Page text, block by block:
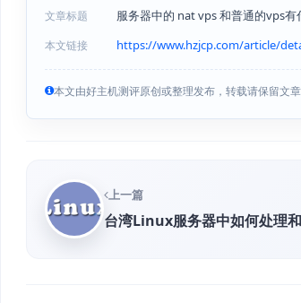
文章标题 服务器中的 nat vps 和普通的vps有
本文链接 https://www.hzjcp.com/article/
本文由好主机测评原创或整理发布，转载请保留文
上一篇
台湾Linux服务器中如何处理